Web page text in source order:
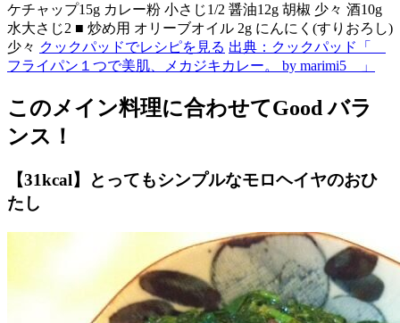
ケチャップ15g カレー粉 小さじ1/2 醤油12g 胡椒 少々 酒10g
水大さじ2 ■ 炒め用 オリーブオイル 2g にんにく(すりおろし)
少々 クックパッドでレシピを見る 出典：クックパッド「
フライパン１つで美肌、メカジキカレー。 by marimi5 」
このメイン料理に合わせてGood バラ
ンス！
【31kcal】とってもシンプルなモロヘイヤのおひ
たし